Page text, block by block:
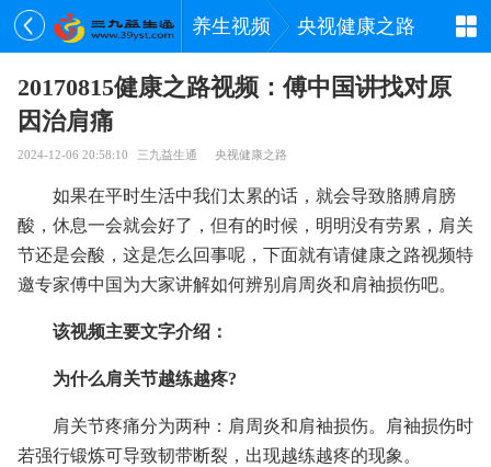
养生视频 央视健康之路
20170815健康之路视频：傅中国讲找对原
因治肩痛
2024-12-06 20:58:10 三九益生通 央视健康之路
如果在平时生活中我们太累的话，就会导致胳膊肩膀
酸，休息一会就会好了，但有的时候，明明没有劳累，肩关
节还是会酸，这是怎么回事呢，下面就有请健康之路视频特
邀专家傅中国为大家讲解如何辨别肩周炎和肩袖损伤吧。
该视频主要文字介绍：
为什么肩关节越练越疼?
肩关节疼痛分为两种：肩周炎和肩袖损伤。肩袖损伤时
若强行锻炼可导致韧带断裂，出现越练越疼的现象。